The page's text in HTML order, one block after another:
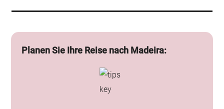
Planen Sie Ihre Reise nach Madeira: